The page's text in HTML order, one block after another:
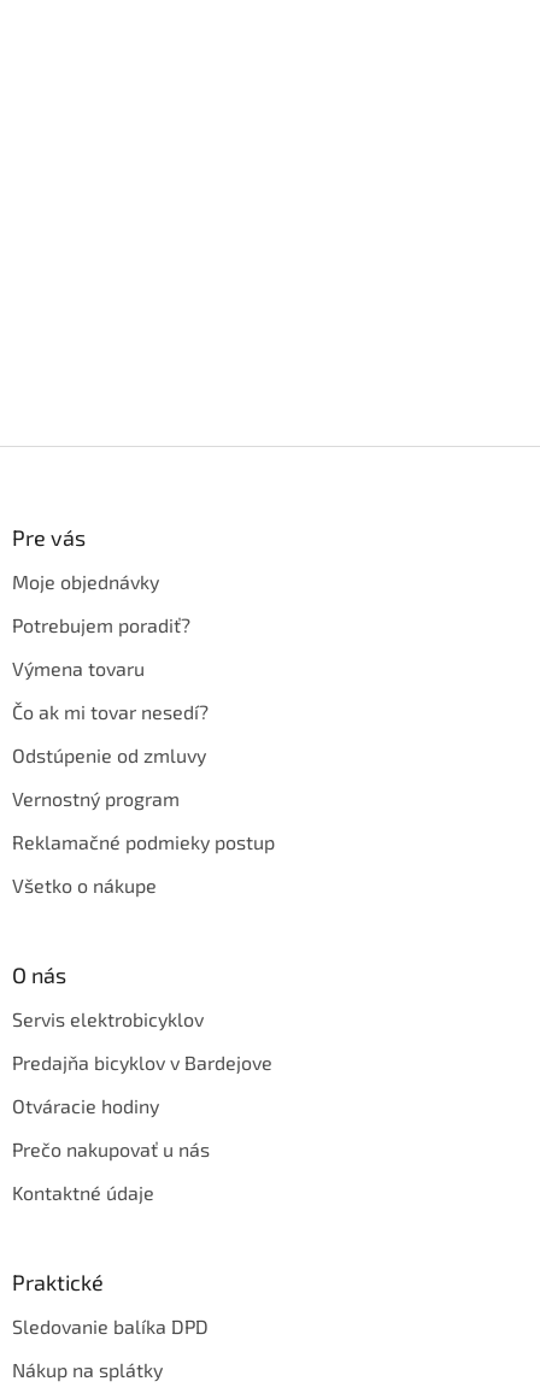
Pre vás
Moje objednávky
Potrebujem poradiť?
Výmena tovaru
Čo ak mi tovar nesedí?
Odstúpenie od zmluvy
Vernostný program
Reklamačné podmieky postup
Všetko o nákupe
O nás
Servis elektrobicyklov
Predajňa bicyklov v Bardejove
Otváracie hodiny
Prečo nakupovať u nás
Kontaktné údaje
Praktické
Sledovanie balíka DPD
Nákup na splátky